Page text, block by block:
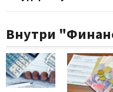
Внутри